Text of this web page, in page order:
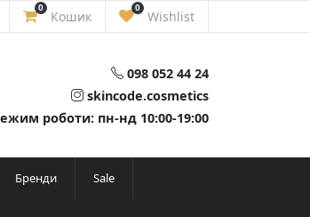
0
Кошик
0
Wishlist
098 052 44 24
skincode.cosmetics
роботи: пн-нд 10:00-19:00
Бренди Sale